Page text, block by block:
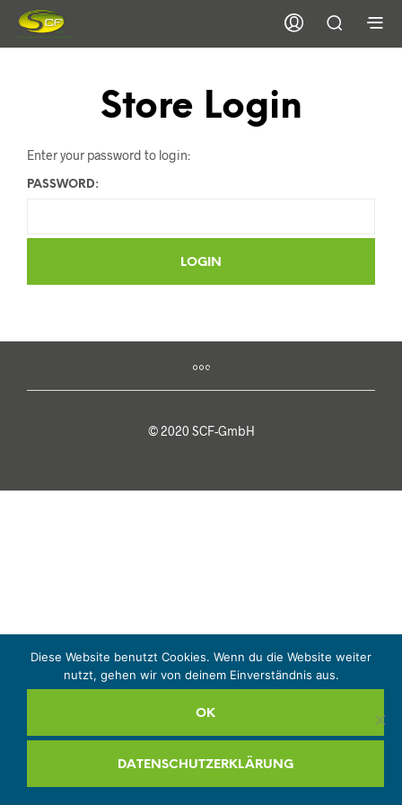
Store Login
Enter your password to login:
PASSWORD:
© 2020 SCF-GmbH
Diese Website benutzt Cookies. Wenn du die Website weiter
nutzt, gehen wir von deinem Einverständnis aus.
OK
DATENSCHUTZERKLÄRUNG